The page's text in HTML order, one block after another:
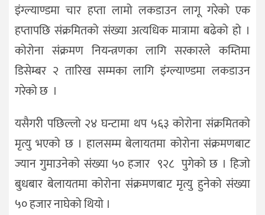
इंग्ल्याण्डमा चार हप्ता लामो लकडाउन लागू गरेको एक
हप्तापछि संक्रमितको संख्या अत्यधिक मात्रामा बढेको हो ।
कोरोना संक्रमण नियन्त्रणका लागि सरकारले कम्तिमा
डिसेम्बर २ तारिख सम्मका लागि इंग्ल्याण्डमा लकडाउन
गरेको छ ।
यसैगरी पछिल्लो २४ घन्टामा थप ५६३ कोरोना संक्रमितको
मृत्यु भएको छ । हालसम्म बेलायतमा कोरोना संक्रमणबाट
ज्यान गुमाउनेको संख्या ५० हजार ९२८ पुगेको छ । हिजो
बुधबार बेलायतमा कोरोना संक्रमणबाट मृत्यु हुनेको संख्या
५० हजार नाघेको थियो ।